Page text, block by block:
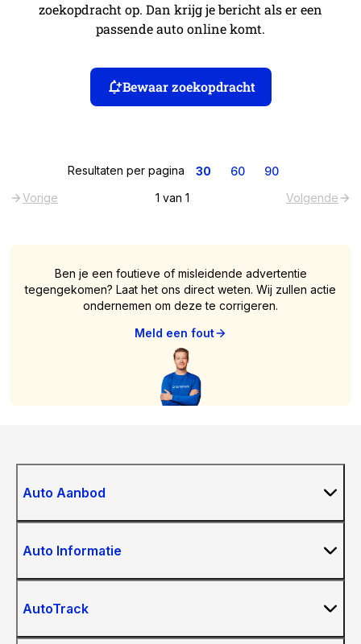
zoekopdracht op. Dan krijg je bericht als er een
passende auto online komt.
Bewaar zoekopdracht
Resultaten per pagina 30 60
90
Vorige
1 van 1 Volgende
Ben je een foutieve of misleidende advertentie
tegengekomen? Laat het ons direct weten. Wij zullen actie
ondernemen om deze te corrigeren.
Meld een fout
Auto Aanbod
Auto Informatie
AutoTrack